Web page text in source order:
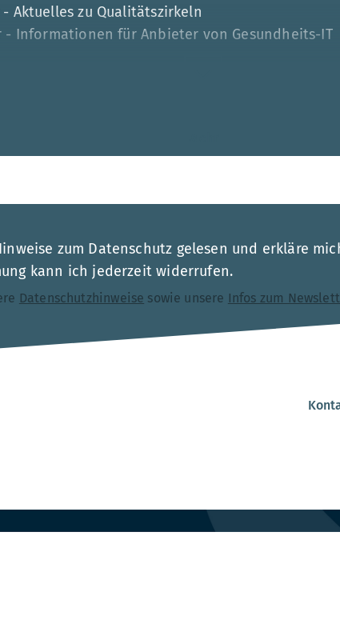
Aktuelles zu Qualitätszirkeln
- Informationen für Anbieter von Gesundheits-IT
zum Datenschutz gelesen und erkläre
kann ich jederzeit widerrufen.
Datenschutzhinweise sowie unsere Infos zum